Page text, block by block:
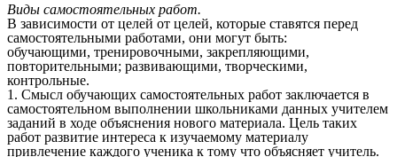
Виды самостоятельных работ.
В зависимости от целей от целей, которые ставятся перед
самостоятельными работами, они могут быть:
обучающими, тренировочными, закрепляющими,
повторительными; развивающими, творческими,
контрольные.
1. Смысл обучающих самостоятельных работ заключается в
самостоятельном выполнении школьниками данных учителем
заданий в ходе объяснения нового материала. Цель таких
работ развитие интереса к изучаемому материалу
привлечение каждого ученика к тому что объясняет учитель.